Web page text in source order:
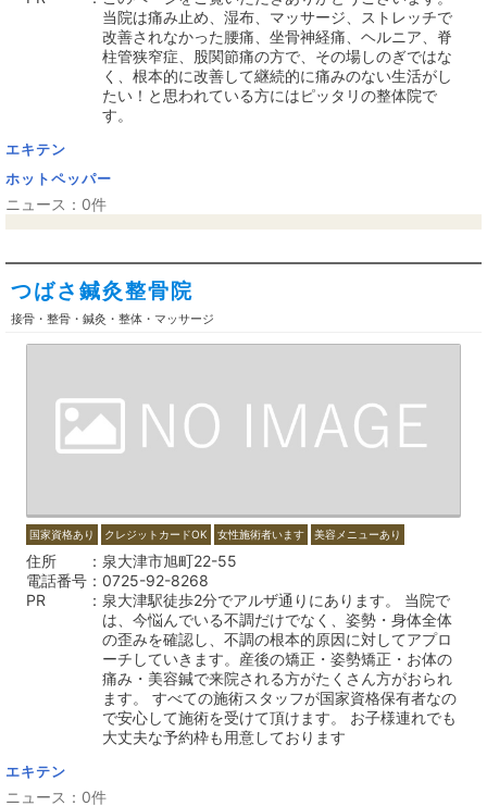
当院は痛み止め、湿布、マッサージ、ストレッチで
改善されなかった腰痛、坐骨神経痛、ヘルニア、脊
柱管狭窄症、股関節痛の方で、その場しのぎではな
く、根本的に改善して継続的に痛みのない生活がし
たい！と思われている方にはピッタリの整体院で
す。
エキテン
ホットペッパー
ニュース：0件
つばさ鍼灸整骨院
接骨・整骨・鍼灸・整体・マッサージ
国家資格あり クレジットカードOK 女性施術者います 美容メニューあり
住所
泉大津市旭町22-55
電話番号
0725-92-8268
PR
泉大津駅徒歩2分でアルザ通りにあります。 当院で
は、今悩んでいる不調だけでなく、姿勢・身体全体
の歪みを確認し、不調の根本的原因に対してアプロ
ーチしていきます。産後の矯正・姿勢矯正・お体の
痛み・美容鍼で来院される方がたくさん方がおられ
ます。 すべての施術スタッフが国家資格保有者なの
で安心して施術を受けて頂けます。 お子様連れでも
大丈夫な予約枠も用意しております
エキテン
ニュース：0件